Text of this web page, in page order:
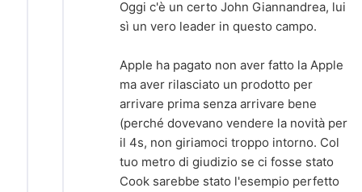
Oggi c'è un certo John Giannandrea, lui
sì un vero leader in questo campo.
Apple ha pagato non aver fatto la Apple
ma aver rilasciato un prodotto per
arrivare prima senza arrivare bene
(perché dovevano vendere la novità per
il 4s, non giriamoci troppo intorno. Col
tuo metro di giudizio se ci fosse stato
Cook sarebbe stato l'esempio perfetto